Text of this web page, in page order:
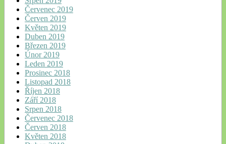
Červenec 2019
Červen 2019
Květen 2019
Duben 2019
Březen 2019
Únor 2019
Leden 2019
Prosinec 2018
Listopad 2018
Říjen 2018
Září 2018
Srpen 2018
Červenec 2018
Červen 2018
Květen 2018